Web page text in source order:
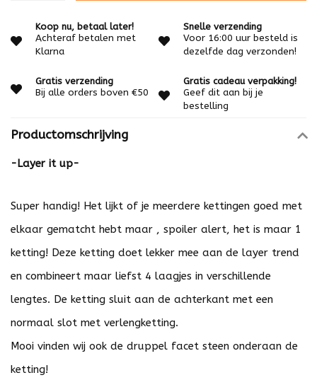
Koop nu, betaal later!
Achteraf betalen met
Klarna
Snelle verzending
Voor 16:00 uur besteld is
dezelfde dag verzonden!
Gratis verzending
Bij alle orders boven €50
Gratis cadeau verpakking!
Geef dit aan bij je
bestelling
Productomschrijving
-Layer it up-
Super handig! Het lijkt of je meerdere kettingen goed met
elkaar gematcht hebt maar , spoiler alert, het is maar 1
ketting! Deze ketting doet lekker mee aan de layer trend
en combineert maar liefst 4 laagjes in verschillende
lengtes. De ketting sluit aan de achterkant met een
normaal slot met verlengketting.
Mooi vinden wij ook de druppel facet steen onderaan de
ketting!